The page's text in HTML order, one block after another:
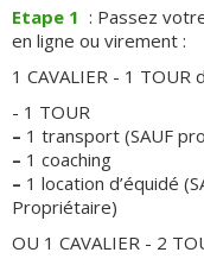
Etape 1 : Passez
en ligne ou virement :
1 CAVALIER - 1
- 1 TOUR
– 1 transport (SAUF
– 1 coaching
– 1 location d’équidé
Propriétaire)
OU 1 CAVALIER - 2